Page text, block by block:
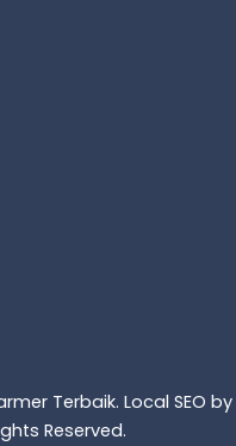
Terbaik. Local SEO by
Reserved.